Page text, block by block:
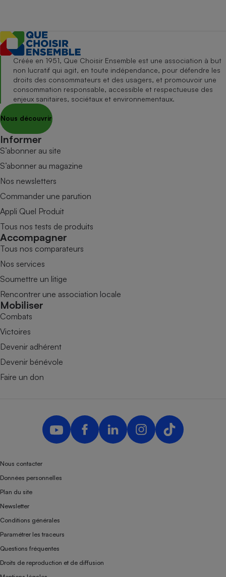
Créée en 1951, Que Choisir Ensemble est une association à but
non lucratif qui agit, en toute indépendance, pour défendre les
droits des consommateurs et des usagers, et promouvoir une
consommation responsable, accessible et respectueuse des
enjeux sanitaires, sociétaux et environnementaux.
Nous découvrir
Informer
S’abonner au site
S’abonner au magazine
Nos newsletters
Commander une parution
Appli Quel Produit
Tous nos tests de produits
Accompagner
Tous nos comparateurs
Nos services
Soumettre un litige
Rencontrer une association locale
Mobiliser
Combats
Victoires
Devenir adhérent
Devenir bénévole
Faire un don
Nous contacter
Données personnelles
Plan du site
Newsletter
Conditions générales
Paramétrer les traceurs
Questions fréquentes
Droits de reproduction et de diffusion